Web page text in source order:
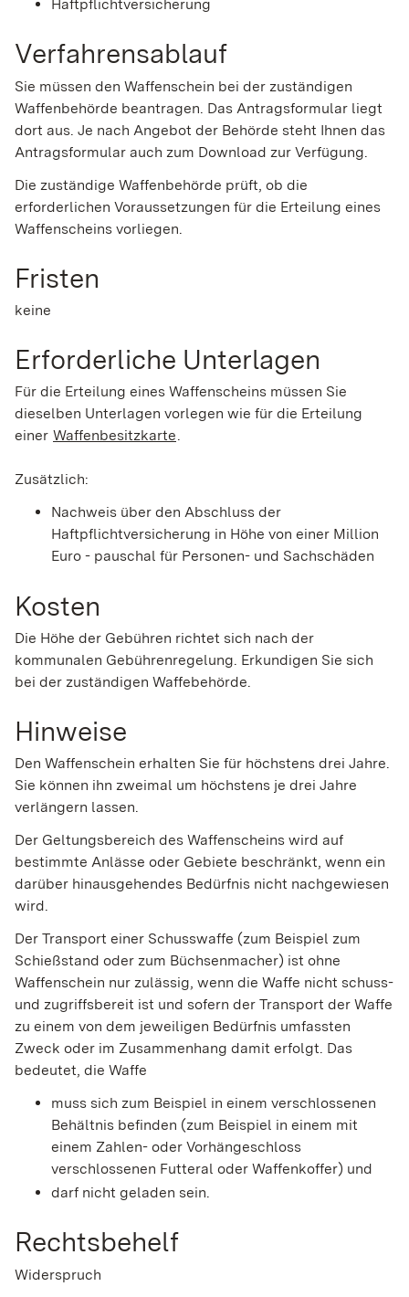
Haftpflichtversicherung
Verfahrensablauf
Sie müssen den Waffenschein bei der zuständigen
Waffenbehörde beantragen. Das Antragsformular liegt
dort aus. Je nach Angebot der Behörde steht Ihnen das
Antragsformular auch zum Download zur Verfügung.
Die zuständige Waffenbehörde prüft, ob die
erforderlichen Voraussetzungen für die Erteilung eines
Waffenscheins vorliegen.
Fristen
keine
Erforderliche Unterlagen
Für die Erteilung eines Waffenscheins müssen Sie
dieselben Unterlagen vorlegen wie für die Erteilung
einer Waffenbesitzkarte.
Zusätzlich:
Nachweis über den Abschluss der
Haftpflichtversicherung in Höhe von einer Million
Euro - pauschal für Personen- und Sachschäden
Kosten
Die Höhe der Gebühren richtet sich nach der
kommunalen Gebührenregelung. Erkundigen Sie sich
bei der zuständigen Waffebehörde.
Hinweise
Den Waffenschein erhalten Sie für höchstens drei Jahre.
Sie können ihn zweimal um höchstens je drei Jahre
verlängern lassen.
Der Geltungsbereich des Waffenscheins wird auf
bestimmte Anlässe oder Gebiete beschränkt, wenn ein
darüber hinausgehendes Bedürfnis nicht nachgewiesen
wird.
Der Transport einer Schusswaffe (zum Beispiel zum
Schießstand oder zum Büchsenmacher) ist ohne
Waffenschein nur zulässig, wenn die Waffe nicht schuss-
und zugriffsbereit ist und sofern der Transport der Waffe
zu einem von dem jeweiligen Bedürfnis umfassten
Zweck oder im Zusammenhang damit erfolgt. Das
bedeutet, die Waffe
muss sich zum Beispiel in einem verschlossenen
Behältnis befinden (zum Beispiel in einem mit
einem Zahlen- oder Vorhängeschloss
verschlossenen Futteral oder Waffenkoffer) und
darf nicht geladen sein.
Rechtsbehelf
Widerspruch